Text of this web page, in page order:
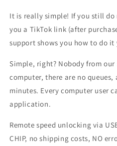
It is really simple! If you still
you a TikTok link (after
support shows you how to do it
Simple, right? Nobody from
computer, there are no
minutes. Every computer user
application.
Remote speed unlocking via
CHIP, no shipping costs, NO